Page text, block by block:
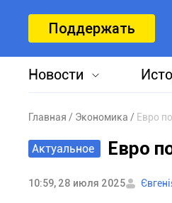
Поддержать
Новости
Главная Экономика Евро
Актуальное Евро
10:59, 28 июля 2025